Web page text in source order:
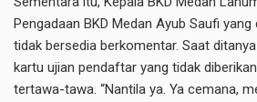
Pengadaan BKD Medan Ayub Saufi
tidak bersedia berkomentar. Saat
kartu ujian pendaftar yang tidak
tertawa-tawa. “Nantila ya. Ya cemana,